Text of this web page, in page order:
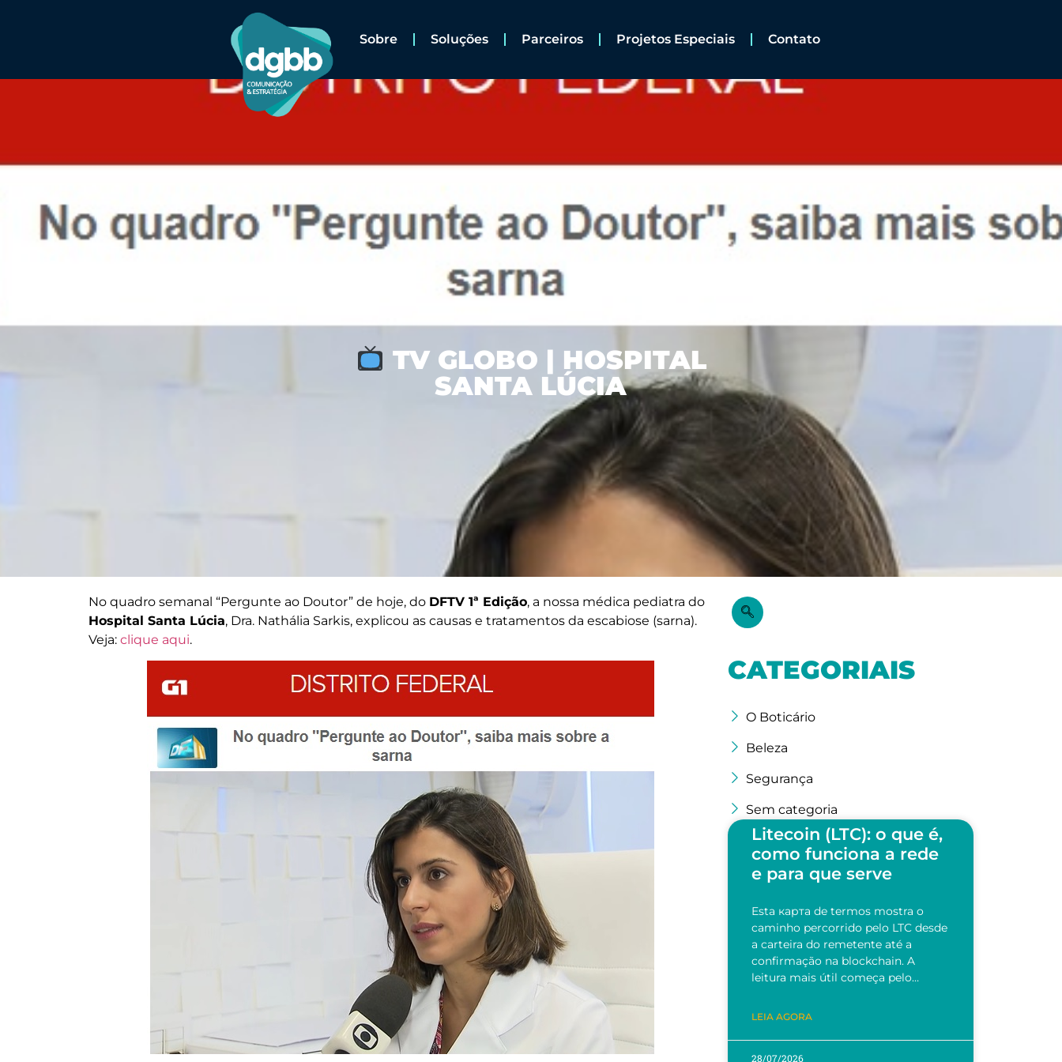
Sobre Soluções Parceiros Projetos Especiais Contato
TV GLOBO | HOSPITAL
SANTA LÚCIA
No quadro semanal “Pergunte ao Doutor” de hoje, do DFTV 1ª Edição, a nossa médica pediatra do
Hospital Santa Lúcia, Dra. Nathália Sarkis, explicou as causas e tratamentos da escabiose (sarna).
Veja: clique aqui.
CATEGORIAIS
O Boticário
Beleza
Segurança
Sem categoria
Litecoin (LTC): o que é,
como funciona a rede
e para que serve
Esta карта de termos mostra o
caminho percorrido pelo LTC desde
a carteira do remetente até a
confirmação na blockchain. A
leitura mais útil começa pelo…
LEIA AGORA
28/07/2026